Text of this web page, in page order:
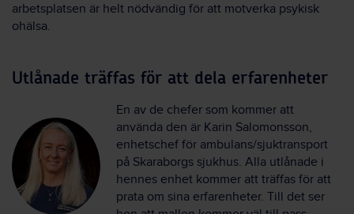
arbetsplatsen är helt nödvändig för att motverka psykisk
ohälsa.
Utlånade träffas för att dela erfarenheter
En av de chefer som kommer att
använda den är Karin Salomonsson,
enhetschef för ambulans/sjuktransport
på Skaraborgs sjukhus. Alla utlånade i
hennes enhet kommer att träffas för att
prata om sina erfarenheter. Till det ser